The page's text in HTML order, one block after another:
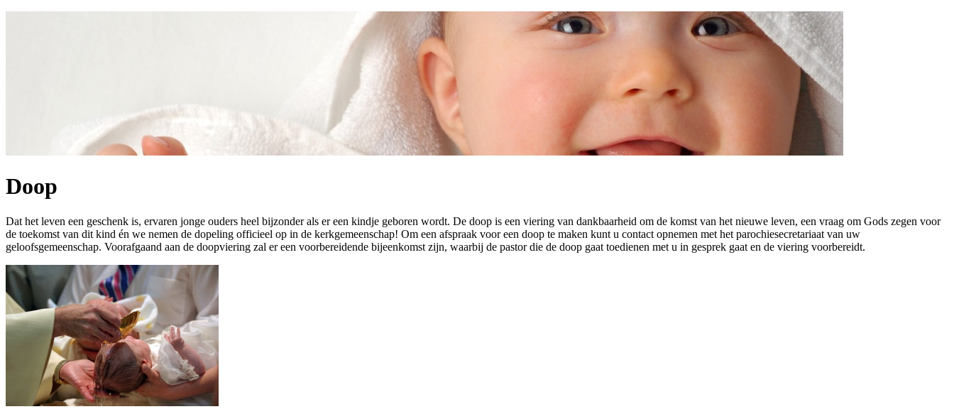
Doop
Dat het leven een geschenk is, ervaren jonge ouders heel bijzonder als er een kindje geboren wordt. De doop is een viering van dankbaarheid om de komst van het nieuwe leven, een vraag om Gods zegen voor
de toekomst van dit kind én we nemen de dopeling officieel op in de kerkgemeenschap! Om een afspraak voor een doop te maken kunt u contact opnemen met het parochiesecretariaat van uw
geloofsgemeenschap. Voorafgaand aan de doopviering zal er een voorbereidende bijeenkomst zijn, waarbij de pastor die de doop gaat toedienen met u in gesprek gaat en de viering voorbereidt.